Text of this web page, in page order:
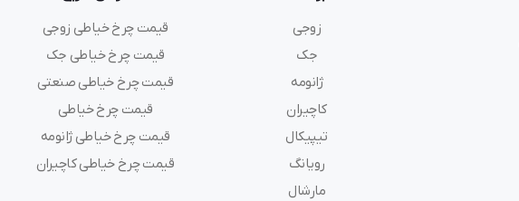
زوجی
جک
ژانومه
کاچیران
تیپیکال
رویانگ
مارشال
قیمت چرخ خیاطی زوجی
قیمت چرخ خیاطی جک
قیمت چرخ خیاطی صنعتی
قیمت چرخ خیاطی
قیمت چرخ خیاطی ژانومه
قیمت چرخ خیاطی کاچیران